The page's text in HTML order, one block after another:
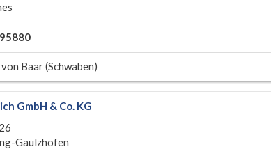
Baar (Schwaben)
GmbH & Co. KG
Gaulzhofen